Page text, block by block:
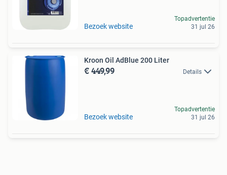
Bezoek website
Topadvertentie
31 jul 26
Kroon Oil AdBlue 200 Liter
€ 449,99 Details
Bezoek website
Topadvertentie
31 jul 26